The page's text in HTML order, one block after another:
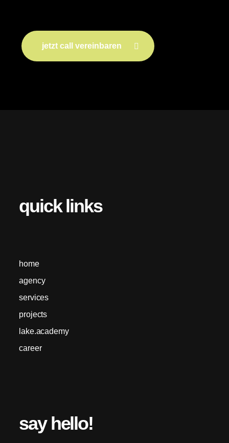
jetzt call vereinbaren
quick links
home
agency
services
projects
lake.academy
career
say hello!